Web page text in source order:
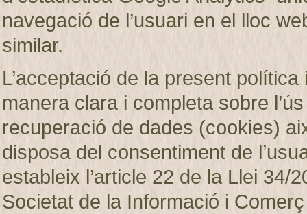
navegació de l’usuari en el lloc
similar.
L’acceptació de la present
manera clara i completa sobre
recuperació de dades (cookies)
disposa del consentiment de
estableix l’article 22 de la Llei 34/
Societat de la Informació i